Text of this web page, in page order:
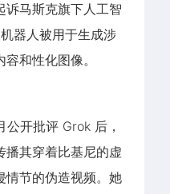
马斯克旗下人工智
器人被用于生成涉
和性化图像。
开批评 Grok 后，
播其穿着比基尼的虚
情节的伪造视频。她